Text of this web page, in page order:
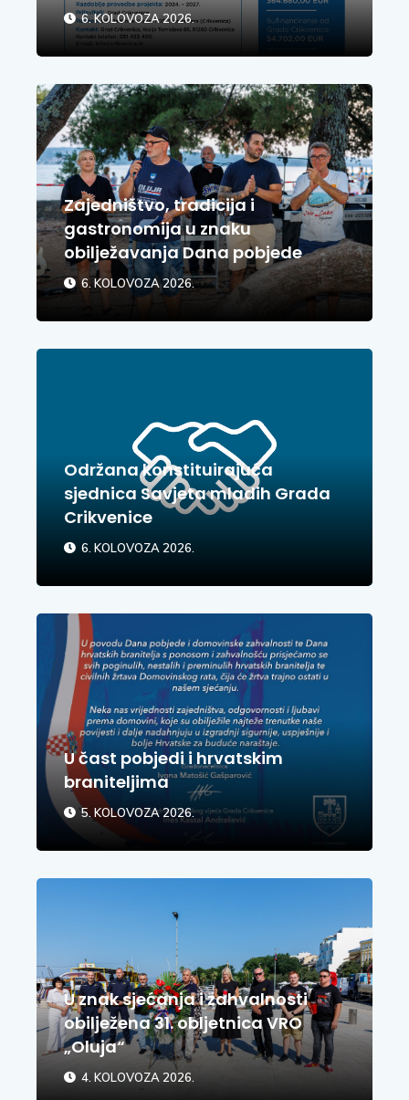
6. KOLOVOZA 2026.
Zajedništvo, tradicija i
gastronomija u znaku
obilježavanja Dana pobjede
6. KOLOVOZA 2026.
Održana konstituirajuća
sjednica Savjeta mladih Grada
Crikvenice
6. KOLOVOZA 2026.
U čast pobjedi i hrvatskim
braniteljima
5. KOLOVOZA 2026.
U znak sjećanja i zahvalnosti
obilježena 31. obljetnica VRO
„Oluja“
4. KOLOVOZA 2026.